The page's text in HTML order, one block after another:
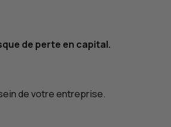
de perte en capital.
de votre entreprise.